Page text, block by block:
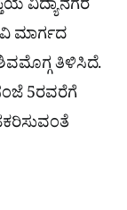
ವಿದ್ಯಾನಗರ
ಮಾರ್ಗದ
ತಿಳಿಸಿದೆ.
5ರವರೆಗೆ